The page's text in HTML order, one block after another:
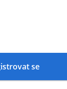
se